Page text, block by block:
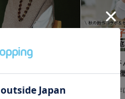
祐子さんの「旅」に
五明祐子
トTシャツ
大ヒット